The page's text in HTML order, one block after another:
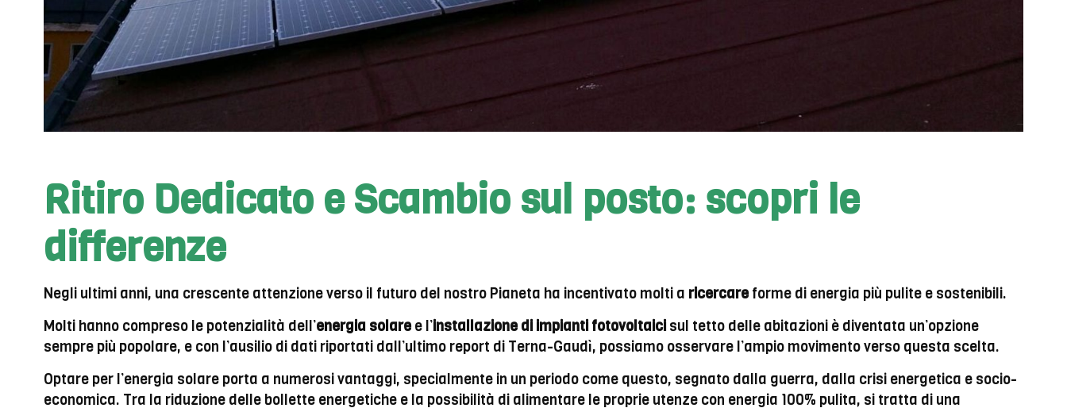
Ritiro Dedicato e Scambio sul posto: scopri le
differenze
Negli ultimi anni, una crescente attenzione verso il futuro del nostro Pianeta ha incentivato molti a ricercareforme di energia più pulite e sostenibili.
Molti hanno compreso le potenzialità dell’energia solaree l’installazione di impianti fotovoltaicisul tetto delle abitazioni è diventata un’opzione
sempre più popolare, e con l’ausilio di dati riportati dall’ultimo report di Terna-Gaudì, possiamo osservare l’ampio movimento verso questa scelta.
Optare per l’energia solare porta a numerosi vantaggi, specialmente in un periodo come questo, segnato dalla guerra, dalla crisi energetica e socio-
economica. Tra la riduzione delle bollette energetiche e la possibilità di alimentare le proprie utenze con energia 100% pulita, si tratta di una